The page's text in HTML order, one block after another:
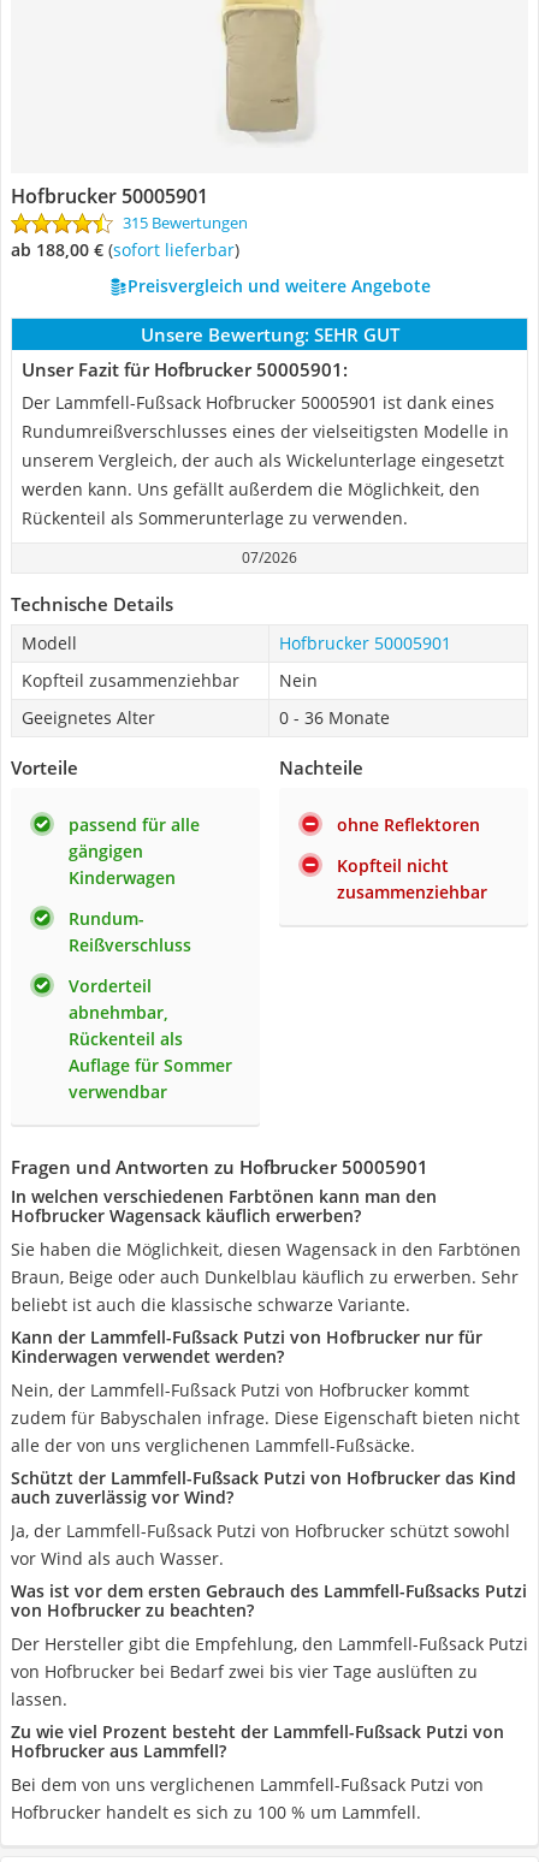
Hofbrucker 50005901
315 Bewertungen
ab 188,00 € ( Sofort lieferbar)
Preisvergleich und weitere Angebote
Unsere Bewertung: SEHR GUT
Unser Fazit für Hofbrucker 50005901:
Der Lammfell-Fußsack Hofbrucker 50005901 ist dank eines
Rundumreißverschlusses eines der vielseitigsten Modelle in
unserem Vergleich, der auch als Wickelunterlage eingesetzt
werden kann. Uns gefällt außerdem die Möglichkeit, den
Rückenteil als Sommerunterlage zu verwenden.
07/2026
Technische Details
Modell
Hofbrucker 50005901
Kopfteil zusammenziehbar
Nein
Geeignetes Alter
0 - 36 Monate
Vorteile
passend für alle
gängigen
Kinderwagen
Rundum-
Reißverschluss
Vorderteil
abnehmbar,
Rückenteil als
Auflage für Sommer
verwendbar
Nachteile
ohne Reflektoren
Kopfteil nicht
zusammenziehbar
Fragen und Antworten zu Hofbrucker 50005901
In welchen verschiedenen Farbtönen kann man den
Hofbrucker Wagensack käuflich erwerben?
Sie haben die Möglichkeit, diesen Wagensack in den Farbtönen
Braun, Beige oder auch Dunkelblau käuflich zu erwerben. Sehr
beliebt ist auch die klassische schwarze Variante.
Kann der Lammfell-Fußsack Putzi von Hofbrucker nur für
Kinderwagen verwendet werden?
Nein, der Lammfell-Fußsack Putzi von Hofbrucker kommt
zudem für Babyschalen infrage. Diese Eigenschaft bieten nicht
alle der von uns verglichenen Lammfell-Fußsäcke.
Schützt der Lammfell-Fußsack Putzi von Hofbrucker das Kind
auch zuverlässig vor Wind?
Ja, der Lammfell-Fußsack Putzi von Hofbrucker schützt sowohl
vor Wind als auch Wasser.
Was ist vor dem ersten Gebrauch des Lammfell-Fußsacks Putzi
von Hofbrucker zu beachten?
Der Hersteller gibt die Empfehlung, den Lammfell-Fußsack Putzi
von Hofbrucker bei Bedarf zwei bis vier Tage auslüften zu
lassen.
Zu wie viel Prozent besteht der Lammfell-Fußsack Putzi von
Hofbrucker aus Lammfell?
Bei dem von uns verglichenen Lammfell-Fußsack Putzi von
Hofbrucker handelt es sich zu 100 % um Lammfell.